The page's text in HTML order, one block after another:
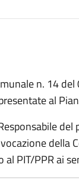
n. 14
al
della
PIT/PPR ai